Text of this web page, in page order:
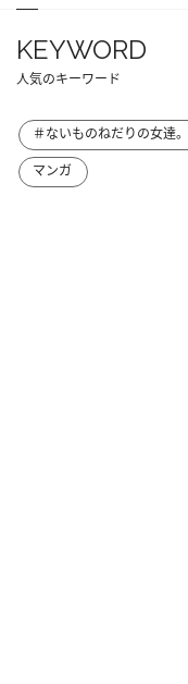
KEYWORD
人気のキーワード
＃ないものねだりの女達。
マンガ